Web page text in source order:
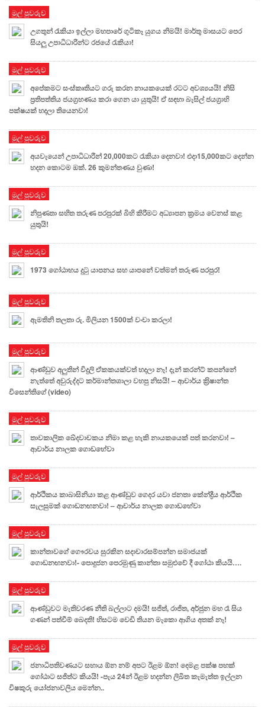
මුල් පුවරුව
උගතුන් රැකියා ඉල්ලා මහපාරේ ගුටිකෑ යුගය නිමයි! මාර්තු මාසයට පෙර
සියලු උපාධිධාරීන්ට රජයේ රැකියා!
මුල් පුවරුව
අපේකමට සංස්කෘතියට ගරු කරන නායකයෙක් රටට අවශ්‍යයයි! නිසි
ප්‍රතිපත්තිය ජයග්‍රහණය කරා ගෙන යා යුතුයි! ඒ සඳහා බැසිල් ජයග්‍රාහි
පක්ෂයක් හදලා තියෙනවා!
මුල් පුවරුව
අයවැයෙන් උපාධිධාරීන් 20,000කට රැකියා දෙනවා! එදා15,000කට දෙන්න
හදන කොටම ඔක්. 26 කුමන්තණය වුණා!
මුල් පුවරුව
නිපුණතා සහිත තරුණ පරපුරක් බිහි කිරීමට අධ්‍යාපන ක්‍රමය වෙනස් කළ
යුතුයි!
මුල් පුවරුව
1973 ගෝඨාභය දුටු යාපනය සහ යාපනේ වත්මන් තරුණ පරපුර!
මුල් පුවරුව
ඇමතිනි තලතා රු. මිලියන 1500ක් වංචා කරලා!
මුල් පුවරුව
ආණ්ඩුව අලුතින් විදුලි ඒකකයක්වත් හදලා නෑ! දැන් කරන්ට් කපන්නේ
නැත්තේ අවුරුද්දට කර්මාන්තශාලා වහපු නිසයි! – ආචාර්ය ක‍්‍රිෂාන්ත
විසෙන්තිගේ (video)
මුල් පුවරුව
තාවකාලික ඛේදවාචකය නිමා කළ හැකි නායකයෙක් පත් කරනවා! –
ආචාර්ය නාලක ගොඩහේවා
මුල් පුවරුව
ආර්ථිකය කාබාසිනියා කළ ආණ්ඩුව ගෙදර යවා ජනතා කේන්ද්‍රීය ආර්ථික
සැලසුමක් ගොඩනඟනවා! – ආචාර්ය නාලක ගොඩහේවා
මුල් පුවරුව
කාන්තාවගේ ගෞරවය සුරකින සදාචාරසම්පන්න සමාජයක්
ගොඩනඟනවා!- පොදුජන පෙරමුණු කාන්තා සමුළුවේ දී ගෝඨා කියයි….
මුල් පුවරුව
ආණ්ඩුවට මැතිවරණ නීති බල්ලාට දමයි! සජිත්, රාජිත, අර්ජුන මහ රෑ සිය
ගණන් පත්වීම් බෙදති! හිසටම වෙඩි තියන මැකො ආගිය අතක් නෑ!
මුල් පුවරුව
ජනාධිපතිවණයට සහාය ඕන නම් අපට ඊළම ඕන! දෙමළ පක්ෂ පහක්
ගෝඨාට සජිත්ට කියයි! -පැය 24න් ඊළම හදන්න ලිඛිත කැමැත්ත ඉල්ලන
විෂකුරු යෝජනාවලිය මෙන්න..